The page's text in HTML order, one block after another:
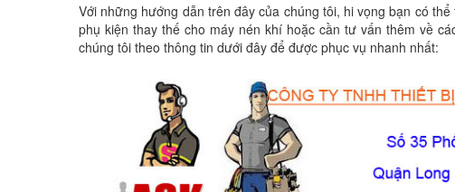
Với những hướng dẫn trên đây của chúng tôi, hi vọng bạn có
phụ kiện thay thế cho máy nén khí hoặc cần tư vấn thêm về
chúng tôi theo thông tin dưới đây để được phục vụ nhanh nhất: